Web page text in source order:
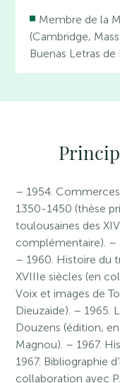
Membre de la
(Cambridge,
Buenas Letras de
– 1954.
1350-1450 (thèse
toulousaines des
complémentaire). –
– 1960. Histoire du
XVIIIe siècles (en
Voix et images de
Dieuzaide). – 1965.
Douzens (édition,
Magnou). – 1967.
1967. Bibliographie
collaboration avec